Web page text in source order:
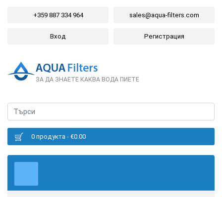
+359 887 334 964 sales@aqua-filters.com
Вход Регистрация
ЗА ДА ЗНАЕТЕ КАКВА ВОДА ПИЕТЕ
0 продукта - €0.00